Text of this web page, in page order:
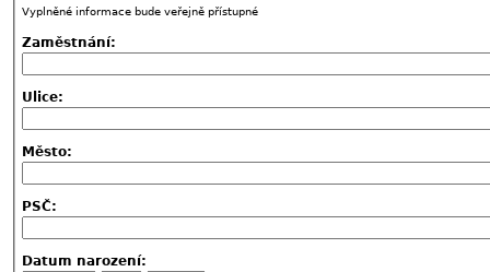
Vyplněné informace bude veřejně přístupné
Zaměstnání:
Ulice:
Město:
PSČ:
Datum narození: